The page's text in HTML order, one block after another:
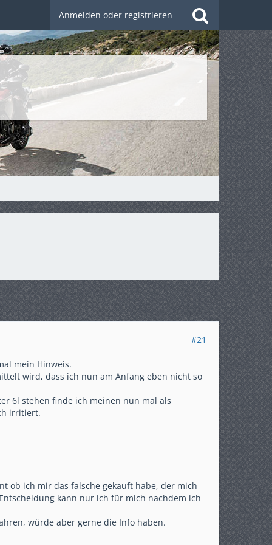
Anmelden oder registrieren
#21
mein Hinweis.
wird, dass ich nun am Anfang eben nicht so
6l stehen finde ich meinen nun mal als
irritiert.
ob ich mir das falsche gekauft habe, der mich
kann nur ich für mich nachdem ich
würde aber gerne die Info haben.